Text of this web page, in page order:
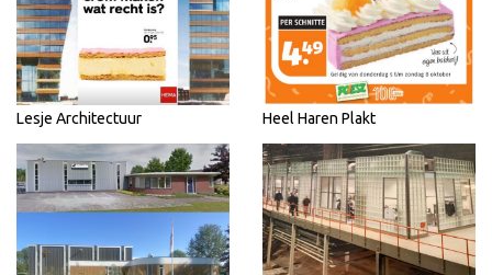
Lesje Architectuur Heel Haren Plakt